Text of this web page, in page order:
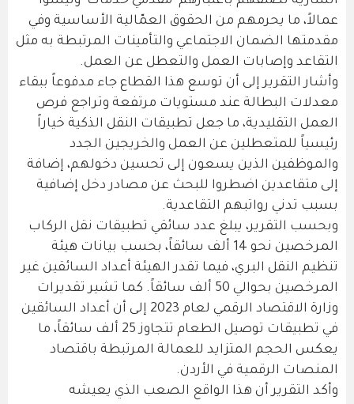
عمالاً، ما يحرمهم من الحقوق العمّالية الأساسية وفي
مقدمتها الضمان الاجتماعي والتأمينات المرتبطة به مثل
التقاعد وإصابات العمل والتعطل عن العمل.
وأشار التقرير إلى أن توسع هذا القطاع جاء مدفوعاً ببقاء
معدلات البطالة عند مستويات مرتفعة وتراجع فرص
العمل التقليدية، ما جعل تطبيقات النقل الذكية خياراً
رئيسياً للمتعطلين عن العمل والخريجين الجدد
والموظفين الذين يسعون إلى تحسين دخولهم، إضافة
إلى متقاعدين اضطروا للبحث عن مصادر دخل إضافية
بسبب تدني رواتبهم التقاعدية.
وبحسب التقرير، يبلغ عدد سائقي تطبيقات نقل الركاب
المرخصين نحو 14 ألف سائقاً، بحسب بيانات هيئة
تنظيم النقل البري، فيما تقدر الهيئة أعداد السائقين غير
المرخصين بحوالي 50 ألف سائقاً. كما تشير تقديرات
وزارة الاقتصاد الرقمي لعام 2023 إلى أن أعداد السائقين
في تطبيقات توصيل الطعام تتجاوز 25 ألف سائقاً، ما
يعكس الحجم المتزايد للعمالة المرتبطة باقتصاد
المنصات الرقمية في الأردن.
وأكد التقرير أن هذا الواقع الصعب الذي يعيشه